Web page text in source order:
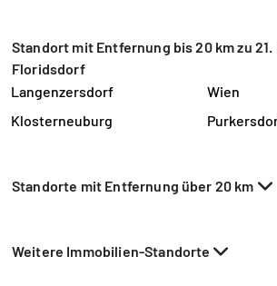
Standort mit Entfernung bis 20 km zu 21.
Floridsdorf
Langenzersdorf
Wien
Klosterneuburg
Standorte mit Entfernung über 20 km
Weitere Immobilien-Standorte